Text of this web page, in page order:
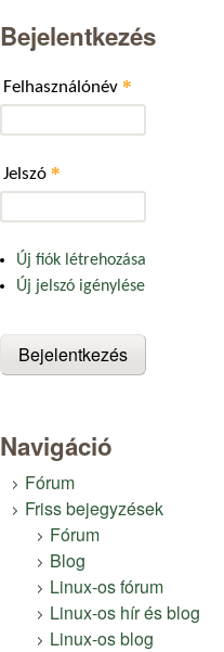
Bejelentkezés
Felhasználónév *
Jelszó *
Új fiók létrehozása
Új jelszó igénylése
Navigáció
Fórum
Friss bejegyzések
Fórum
Blog
Linux-os fórum
Linux-os hír és blog
Linux-os blog